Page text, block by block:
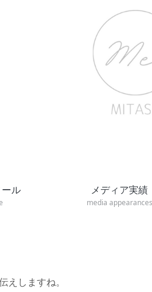
ル
メディア実績
media appearances
えしますね。